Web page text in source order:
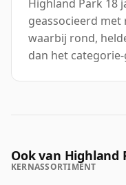
Highland Park 18
geassocieerd
waarbij rond,
dan het
Ook van Highland
KERNASSORTIMENT